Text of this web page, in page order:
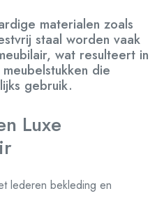
materialen zoals
staal worden vaak
wat resulteert in
die
gebruik.
Luxe
lederen bekleding en